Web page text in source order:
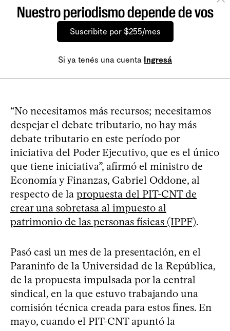
Nuestro periodismo depende de vos
Suscribite por $255/mes
Si ya tenés una cuenta Ingresá
“No necesitamos más recursos; necesitamos
despejar el debate tributario, no hay más
debate tributario en este período por
iniciativa del Poder Ejecutivo, que es el único
que tiene iniciativa”, afirmó el ministro de
Economía y Finanzas, Gabriel Oddone, al
respecto de la propuesta del PIT-CNT de
crear una sobretasa al impuesto al
patrimonio de las personas físicas (IPPF).
Pasó casi un mes de la presentación, en el
Paraninfo de la Universidad de la República,
de la propuesta impulsada por la central
sindical, en la que estuvo trabajando una
comisión técnica creada para estos fines. En
mayo, cuando el PIT-CNT apuntó la